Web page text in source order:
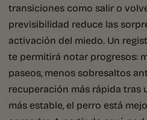
transiciones como salir o
previsibilidad reduce las
activación del miedo. Un
te permitirá notar progresos:
paseos, menos sobresaltos
recuperación más rápida tras
más estable, el perro está